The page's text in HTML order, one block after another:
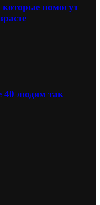
помогут
40 людям так